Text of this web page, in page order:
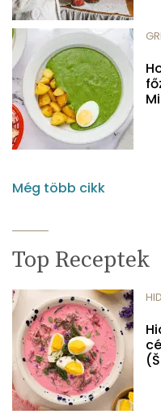
Még több cikk
Top Receptek